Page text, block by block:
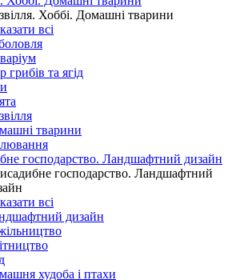
Хоббі. Домашні тварини
всі
грибів та ягід
тварини
господарство. Ландшафтний дизайн
господарство. Ландшафтний
всі
дизайн
худоба і птахи